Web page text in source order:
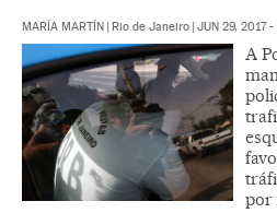
MARÍA MARTÍN | Rio de Janeiro | JUN 29, 2017 -
A
por